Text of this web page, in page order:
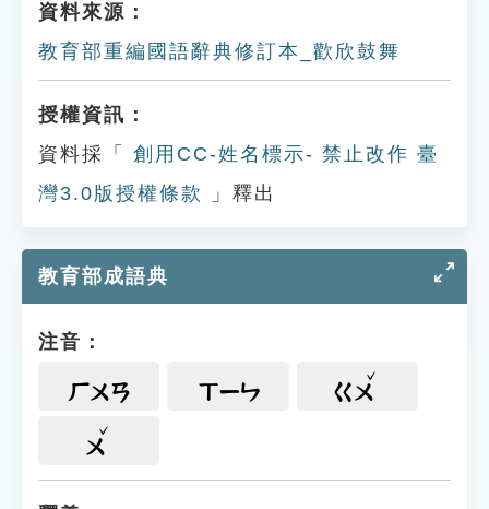
資料來源：
教育部重編國語辭典修訂本_歡欣鼓舞
授權資訊：
資料採「
創用CC-姓名標示- 禁止改作 臺
灣3.0版授權條款
」釋出
教育部成語典
注音：
ㄏㄨㄢ ㄒㄧㄣ ㄍㄨ
ㄨ